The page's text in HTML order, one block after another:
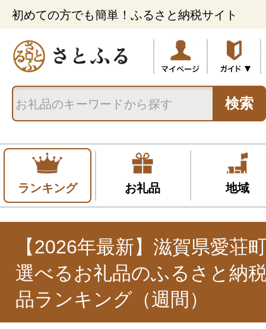
初めての方でも簡単！ふるさと納税サイト
検索
ランキング お礼品 地域
【2026年最新】滋賀県愛荘
選べるお礼品のふるさと納
品ランキング（週間）